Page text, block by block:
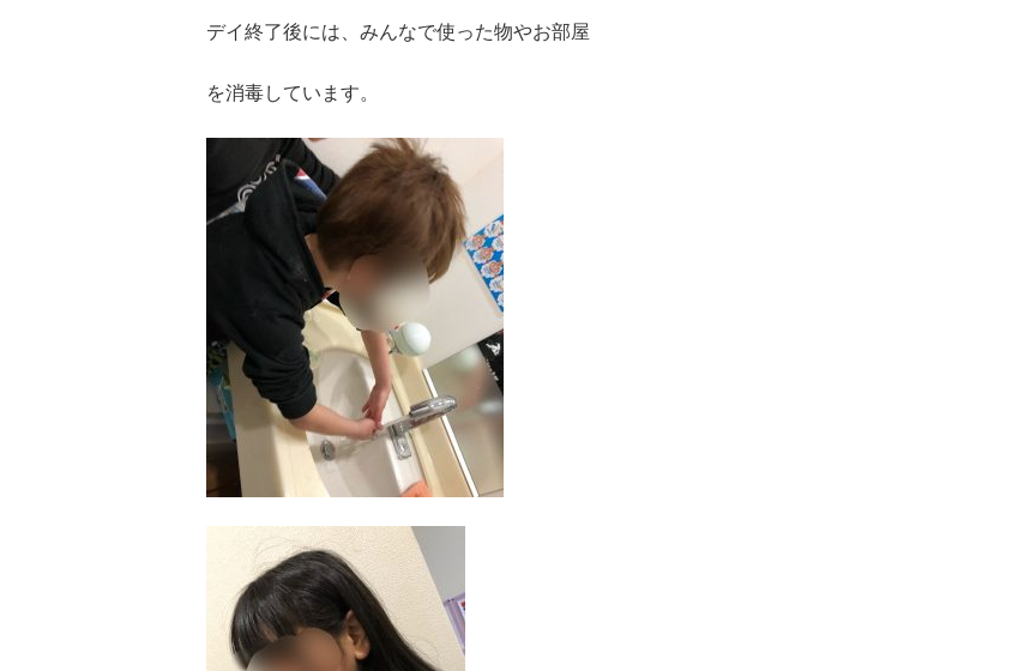
デイ終了後には、みんなで使った物やお部屋
を消毒しています。